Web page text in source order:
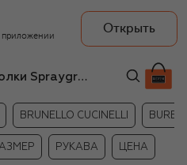
приложении
Открыть
Белые футболки Sprayground для девочек
BRUNELLO CUCINELLI
РУКАВА ЦЕНА